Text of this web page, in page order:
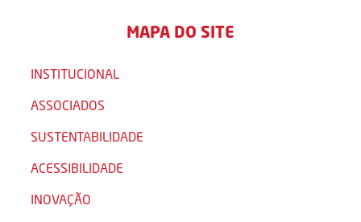
MAPA DO SITE
INSTITUCIONAL
ASSOCIADOS
SUSTENTABILIDADE
ACESSIBILIDADE
INOVAÇÃO